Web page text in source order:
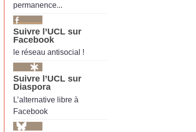
permanence...
Suivre l’UCL sur
Facebook
le réseau antisocial !
Suivre l’UCL sur
Diaspora
L’alternative libre à
Facebook